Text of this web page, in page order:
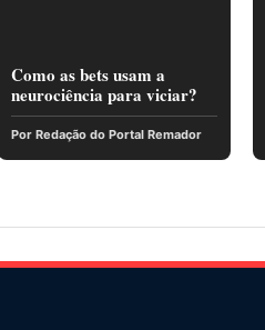
Como as bets usam a
neurociência para viciar?
Por Redação do Portal Remador